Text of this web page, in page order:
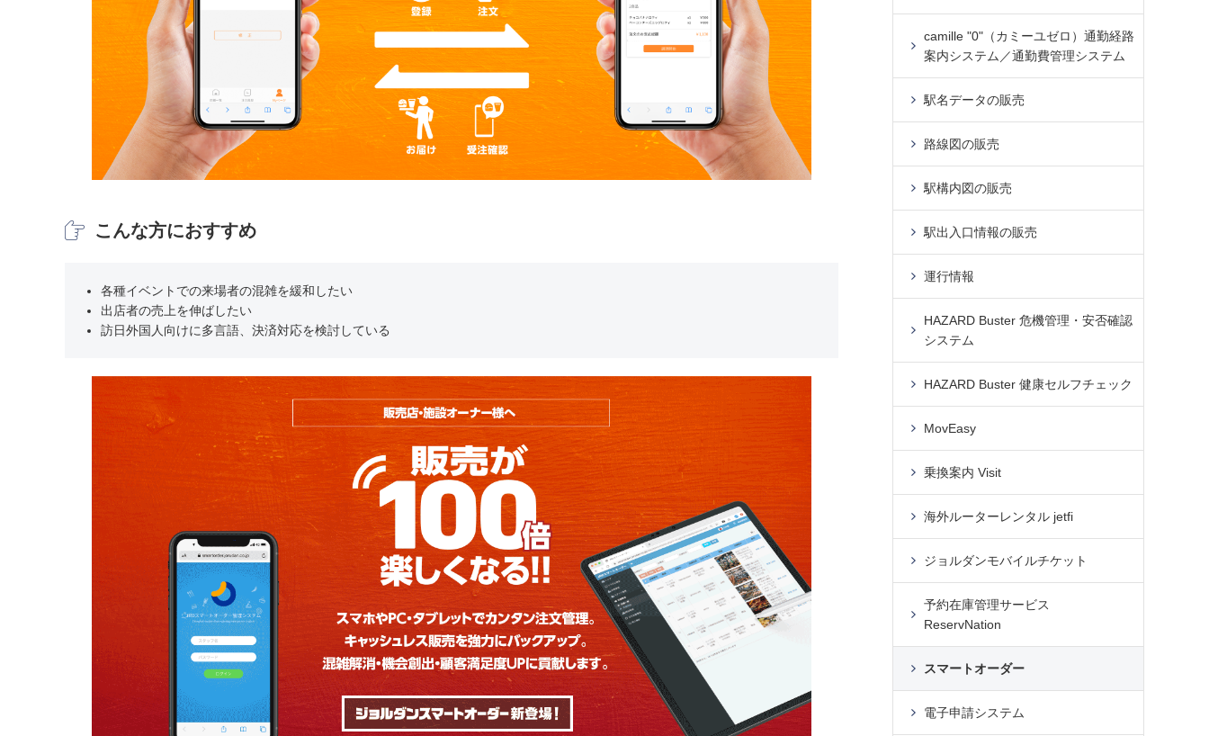
こんな方におすすめ
各種イベントでの来場者の混雑を緩和したい
出店者の売上を伸ばしたい
訪日外国人向けに多言語、決済対応を検討している
camille "0"（カミーユゼロ）通勤経路
案内システム／通勤費管理システム
駅名データの販売
路線図の販売
駅構内図の販売
駅出入口情報の販売
運行情報
HAZARD Buster 危機管理・安否確認
システム
HAZARD Buster 健康セルフチェック
MovEasy
乗換案内 Visit
海外ルーターレンタル jetfi
ジョルダンモバイルチケット
予約在庫管理サービス
ReservNation
スマートオーダー
電子申請システム